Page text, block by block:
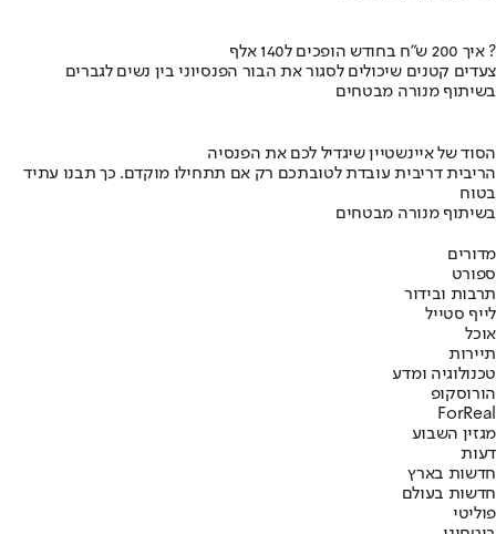
איך 200 ש"ח בחודש הופכים ל140 אלף ?
צעדים קטנים שיכולים לסגור את הבור הפנסיוני בין נשים לגברים
בשיתוף מנורה מבטחים
הסוד של איינשטיין שיגדיל לכם את הפנסיה
הריבית דריבית עובדת לטובתכם רק אם תתחילו מוקדם. כך תבנו עתיד
בטוח
בשיתוף מנורה מבטחים
מדורים
ספורט
תרבות ובידור
לייף סטייל
אוכל
תיירות
טכנולוגיה ומדע
הורוסקופ
ForReal
מגזין השבוע
דעות
חדשות בארץ
חדשות בעולם
פוליטי